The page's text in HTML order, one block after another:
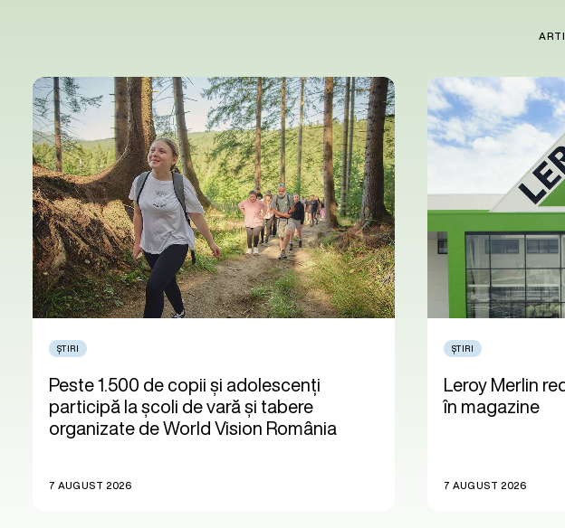
ȘTIRI
Peste 1.500 de copii și adolescenți
participă la școli de vară și tabere
organizate de World Vision România
7 AUGUST 2026
ȘTIRI
Leroy Merlin
în magazine
7 AUGUST 2026